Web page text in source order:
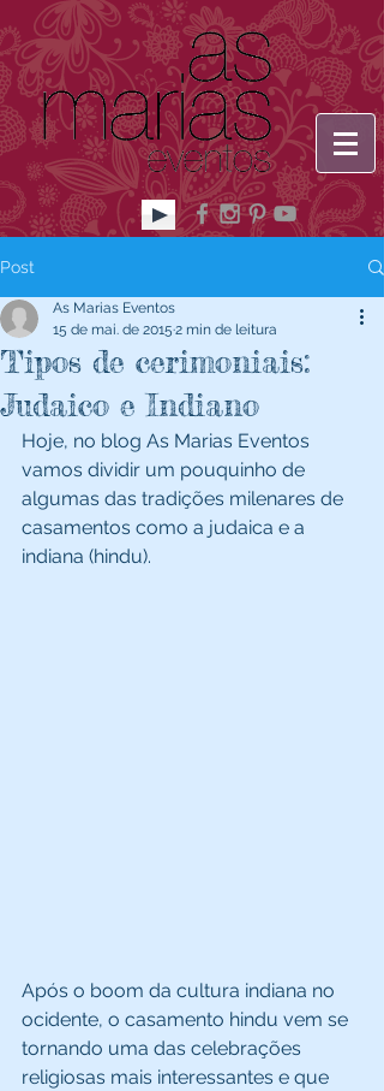
Post
Tipos de cerimoniais:
Judaico e Indiano
As Marias Eventos
15 de mai. de 2015 2 min de leitura
Hoje, no blog As Marias Eventos
vamos dividir um pouquinho de
algumas das tradições milenares de
casamentos como a judaica e a
indiana (hindu).
Após o boom da cultura indiana no
ocidente, o casamento hindu vem se
tornando uma das celebrações
religiosas mais interessantes e que